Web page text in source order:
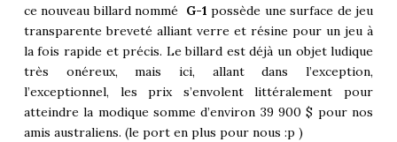
ce nouveau billard nommé G-1 possède une surface de jeu
transparente breveté alliant verre et résine pour un jeu à
la fois rapide et précis. Le billard est déjà un objet ludique
très onéreux, mais ici, allant dans l’exception,
l’exceptionnel, les prix s’envolent littéralement pour
atteindre la modique somme d’environ 39 900 $ pour nos
amis australiens. (le port en plus pour nous :p )